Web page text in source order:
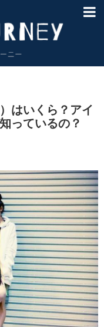
はいくら？アイ
っているの？